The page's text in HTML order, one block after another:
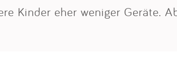
Kinder eher weniger Geräte.